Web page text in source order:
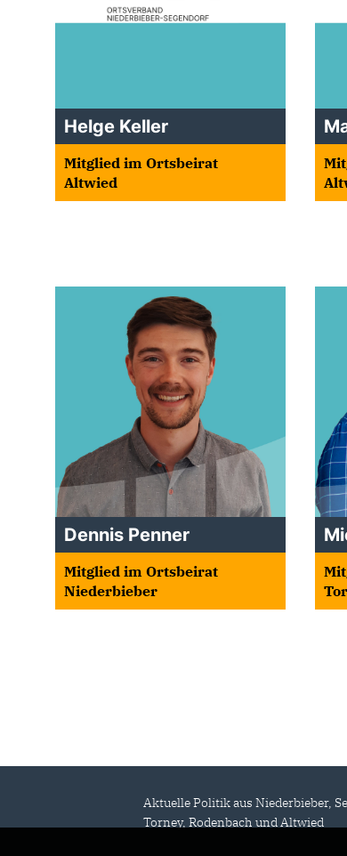
Helge Keller
Mitglied im Ortsbeirat
Altwied
Dennis Penner
Mitglied im Ortsbeirat
Niederbieber
Aktuelle Politik aus Niederbieber,
Torney, Rodenbach und Altwied